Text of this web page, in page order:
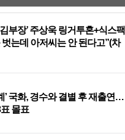
부장’ 주상욱 링거투혼+식스팩
벗는데 아저씨는 안 된다고”(차
’ 국화, 경수와 결별 후 재출연…
몰표